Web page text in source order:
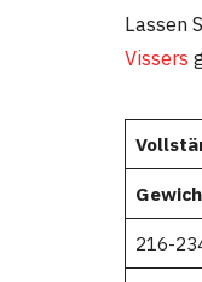
Lassen
Vissers
216-